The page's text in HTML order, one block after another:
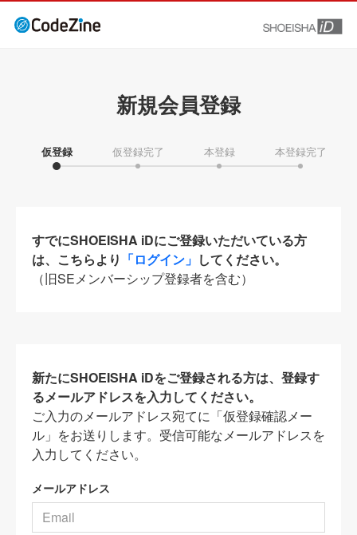
新規会員登録
仮登録 仮登録完了 本登録 本登録完了
すでにSHOEISHA iDにご登録いただいている方
は、こちらより 「ログイン」 してください。
（旧SEメンバーシップ登録者を含む）
新たにSHOEISHA iDをご登録される方は、登録す
るメールアドレスを入力してください。
ご入力のメールアドレス宛てに「仮登録確認メー
ル」をお送りします。受信可能なメールアドレスを
入力してください。
メールアドレス